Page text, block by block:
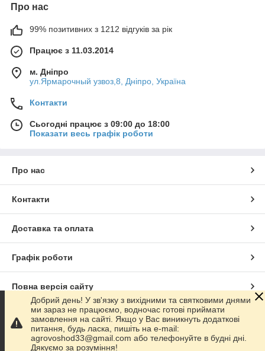
Про нас
99% позитивних з 1212 відгуків за рік
Працює з 11.03.2014
м. Дніпро
ул.Ярмарочный узвоз,8, Дніпро, Україна
Контакти
Сьогодні працює з 09:00 до 18:00
Показати весь графік роботи
Про нас
Контакти
Доставка та оплата
Графік роботи
Повна версія сайту
Сайт створено на маркетплейсіProm.ua
Політика конфіденційності
Добрий день! У зв'язку з вихідними та святковими днями
ми зараз не працюємо, водночас готові приймати
замовлення на сайті. Якщо у Вас виникнуть додаткові
питання, будь ласка, пишіть на e-mail:
agrovoshod33@gmail.com або телефонуйте в будні дні.
Дякуємо за розуміння!